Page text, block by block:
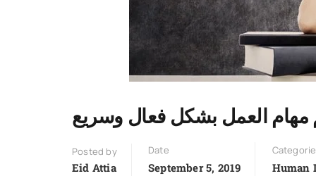
مهام العمل بشكل فعال وسريع
Posted by
Eid Attia
Date
September 5, 2019 Human